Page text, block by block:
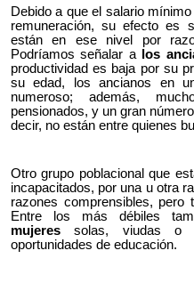
Debido a que el salario
remuneración, su efecto es
están en ese nivel por
Podríamos señalar a los
productividad es baja por su
su edad, los ancianos en
numeroso; además,
pensionados, y un gran
decir, no están entre quienes
Otro grupo poblacional que
incapacitados, por una u otra
razones comprensibles, pero
Entre los más débiles
mujeres solas, viudas o
oportunidades de educación.